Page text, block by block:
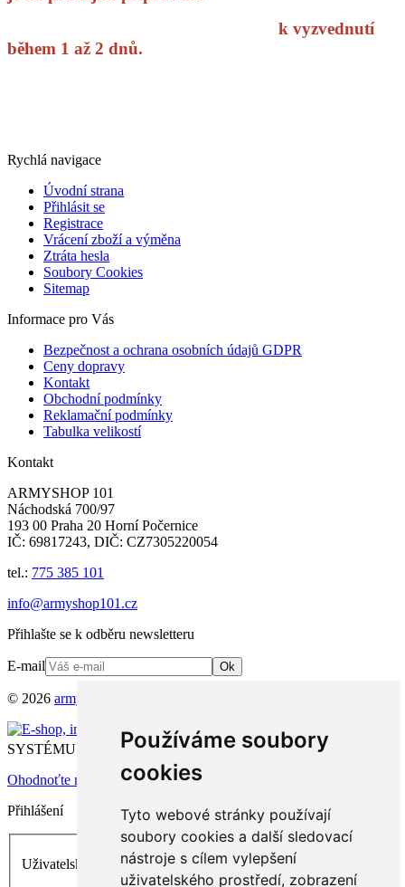
Používáme soubory
cookies
Tyto webové stránky používají
soubory cookies a další sledovací
nástroje s cílem vylepšení
uživatelského prostředí, zobrazení
k vyzvednutí
během 1 až 2 dnů.
Rychlá navigace
Úvodní strana
Přihlásit se
Registrace
Vrácení zboží a výměna
Ztráta hesla
Soubory Cookies
Sitemap
Informace pro Vás
Bezpečnost a ochrana osobních údajů GDPR
Ceny dopravy
Kontakt
Obchodní podmínky
Reklamační podmínky
Tabulka velikostí
Kontakt
ARMYSHOP 101
Náchodská 700/97
193 00 Praha 20 Horní Počernice
IČ: 69817243, DIČ: CZ7305220054
tel.: 775 385 101
info@armyshop101.cz
Přihlašte se k odběru newsletteru
E-mail Ok
© 2026 armyshop101.cz
Provozováno na
SYSTÉMU
4SHOP®
Ohodnoťte nás na Firmy.cz
Přihlášení
Uživatelské jméno